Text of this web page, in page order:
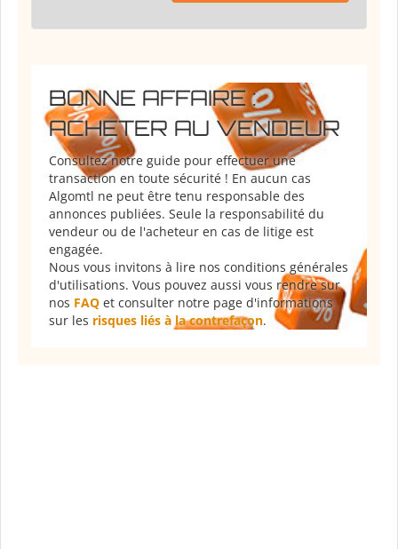
BONNE AFFAIRE :
ACHETER AU VENDEUR
Consultez notre guide pour effectuer une
transaction en toute sécurité ! En aucun cas
Algomtl ne peut être tenu responsable des
annonces publiées. Seule la responsabilité du
vendeur ou de l'acheteur en cas de litige est
engagée.
Nous vous invitons à lire nos conditions générales
d'utilisations. Vous pouvez aussi vous rendre sur
nos FAQ et consulter notre page d'informations
sur les risques liés à la contrefaçon.